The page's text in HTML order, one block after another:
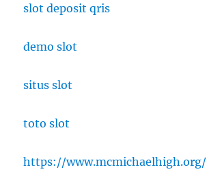
slot deposit qris
demo slot
situs slot
toto slot
https://www.mcmichaelhigh.org/